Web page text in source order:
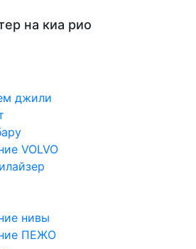
на киа рио
джили
VOLVO
нивы
ПЕЖО